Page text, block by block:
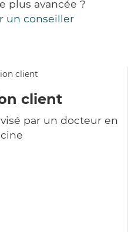
plus avancée ?
un conseiller
client
par un docteur en